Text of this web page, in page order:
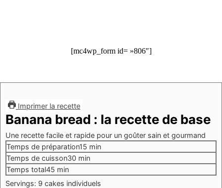
[mc4wp_form id= »806″]
Imprimer la recette
Banana bread : la recette de base
Une recette facile et rapide pour un goûter sain et gourmand
Temps de préparation15 minutes
min
Temps de cuisson30 minutes
min
Temps total45 minutes
min
Servings: 9 cakes individuels